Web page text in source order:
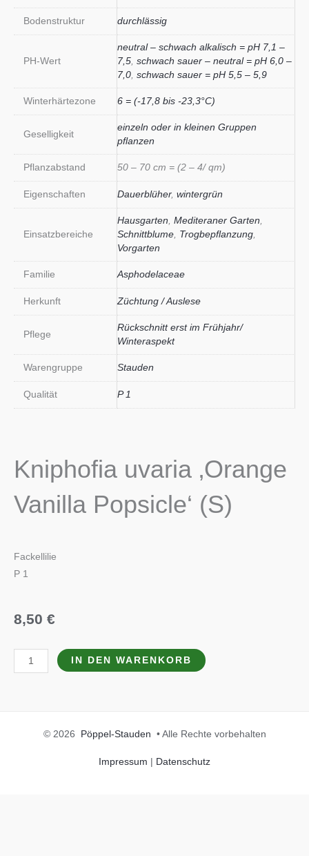
Bodenstruktur durchlässig
PH-Wert
neutral – schwach alkalisch = pH 7,1 –
7,5 schwach sauer – neutral = pH 6,0 –
7,0 schwach sauer = pH 5,5 – 5,9
Winterhärtezone 6 = (-17,8 bis -23,3°C)
Geselligkeit
einzeln oder in kleinen Gruppen
pflanzen
Pflanzabstand 50 – 70 cm = (2 – 4/ qm)
Eigenschaften Dauerblüher, wintergrün
Einsatzbereiche
Hausgarten Mediteraner Garten
Schnittblume Trogbepflanzung
Vorgarten
Familie Asphodelaceae
Herkunft Züchtung / Auslese
Pflege
Rückschnitt erst im Frühjahr/
Winteraspekt
Warengruppe Stauden
Qualität P 1
Kniphofia uvaria ‚Orange
Vanilla Popsicle‘ (S)
Fackellilie
P 1
8,50 €
Kniphofia
uvaria
IN DEN WARENKORB
© 2026 Pöppel-Stauden • Alle Rechte vorbehalten
Impressum | Datenschutz